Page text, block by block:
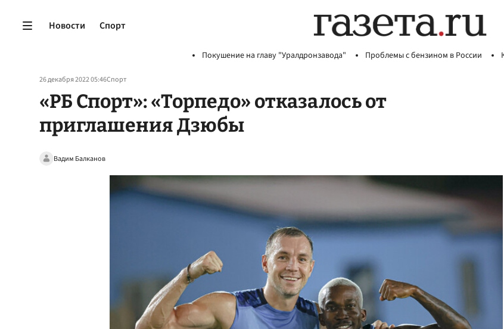
Новости Спорт
Покушение на главу "Уралдронзавода" Проблемы с бензином в России
26 декабря 2022 05:46Спорт
«РБ Спорт»: «Торпедо» отказалось от
приглашения Дзюбы
Вадим Балканов